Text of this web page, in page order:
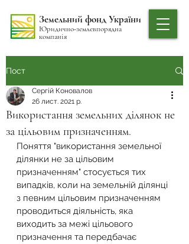
Земельний фонд України
Юридично-землевпорядна
компанія
Пост
Використання земельних ділянок не
за цільовим призначенням.
Сергій Коновалов
26 лист. 2021 р.
Поняття "використання земельної
ділянки не за цільовим
призначенням" стосується тих
випадків, коли на земельній ділянці
з певним цільовим призначенням
проводиться діяльність, яка
виходить за межі цільового
призначення та передбачає